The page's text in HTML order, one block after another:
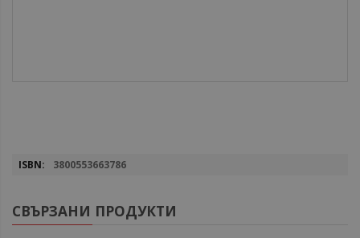
Повече
3800553663786
СВЪРЗАНИ ПРОДУКТИ